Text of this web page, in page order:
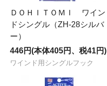
ＤＯＨＩＴＯＭＩ ワイン
ドシングル（ZH-28シルバ
ー）
446円(本体405円、税41円)
ワインド用シングルフック